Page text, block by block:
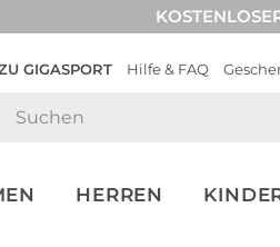
GIGASPORT Hilfe & FAQ
HERREN